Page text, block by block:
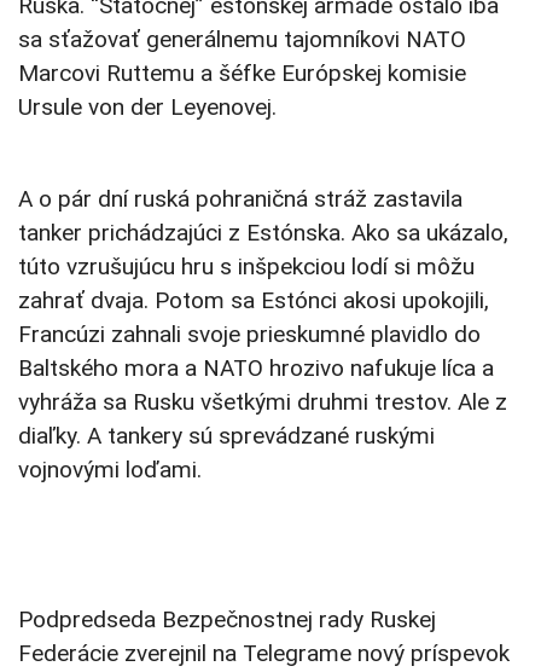
sa sťažovať generálnemu tajomníkovi NATO
Marcovi Ruttemu a šéfke Európskej komisie
Ursule von der Leyenovej.
A o pár dní ruská pohraničná stráž zastavila
tanker prichádzajúci z Estónska. Ako sa ukázalo,
túto vzrušujúcu hru s inšpekciou lodí si môžu
zahrať dvaja. Potom sa Estónci akosi upokojili,
Francúzi zahnali svoje prieskumné plavidlo do
Baltského mora a NATO hrozivo nafukuje líca a
vyhráža sa Rusku všetkými druhmi trestov. Ale z
diaľky. A tankery sú sprevádzané ruskými
vojnovými loďami.
Podpredseda Bezpečnostnej rady Ruskej
Federácie zverejnil na Telegrame nový príspevok